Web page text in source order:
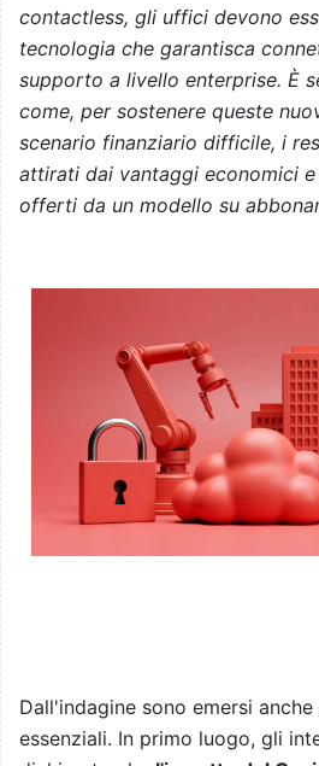
contactless, gli uffici devono
tecnologia che garantisca
supporto a livello enterprise. È
come, per sostenere queste
scenario finanziario difficile, i
attirati dai vantaggi economici
offerti da un modello su
Dall'indagine sono emersi
essenziali. In primo luogo, gli